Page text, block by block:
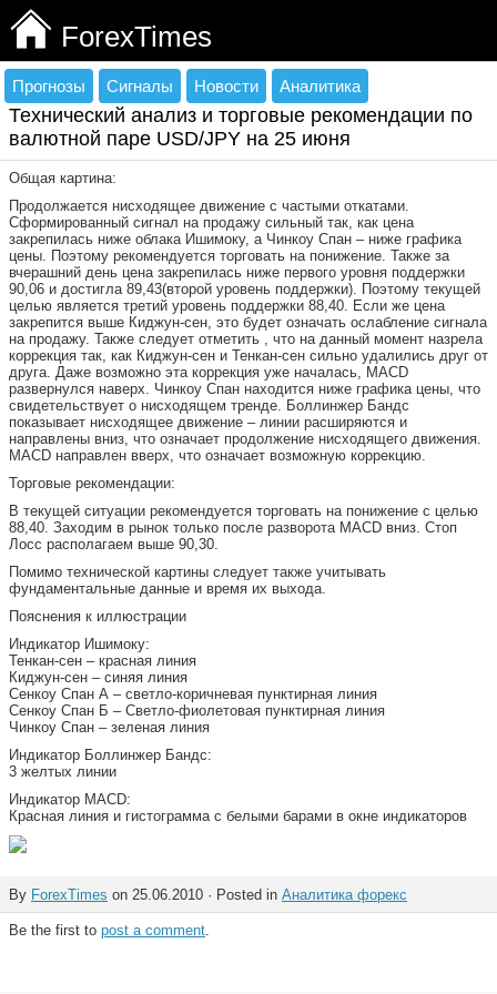
ForexTimes
Прогнозы Сигналы Новости Аналитика
Технический анализ и торговые рекомендации по
валютной паре USD/JPY на 25 июня
Общая картина:
Продолжается нисходящее движение с частыми откатами.
Сформированный сигнал на продажу сильный так, как цена
закрепилась ниже облака Ишимоку, а Чинкоу Спан – ниже графика
цены. Поэтому рекомендуется торговать на понижение. Также за
вчерашний день цена закрепилась ниже первого уровня поддержки
90,06 и достигла 89,43(второй уровень поддержки). Поэтому текущей
целью является третий уровень поддержки 88,40. Если же цена
закрепится выше Киджун-сен, это будет означать ослабление сигнала
на продажу. Также следует отметить , что на данный момент назрела
коррекция так, как Киджун-сен и Тенкан-сен сильно удалились друг от
друга. Даже возможно эта коррекция уже началась, MACD
развернулся наверх. Чинкоу Спан находится ниже графика цены, что
свидетельствует о нисходящем тренде. Боллинжер Бандс
показывает нисходящее движение – линии расширяются и
направлены вниз, что означает продолжение нисходящего движения.
MACD направлен вверх, что означает возможную коррекцию.
Торговые рекомендации:
В текущей ситуации рекомендуется торговать на понижение с целью
88,40. Заходим в рынок только после разворота MACD вниз. Стоп
Лосс располагаем выше 90,30.
Помимо технической картины следует также учитывать
фундаментальные данные и время их выхода.
Пояснения к иллюстрации
Индикатор Ишимоку:
Тенкан-сен – красная линия
Киджун-сен – синяя линия
Сенкоу Спан А – светло-коричневая пунктирная линия
Сенкоу Спан Б – Светло-фиолетовая пунктирная линия
Чинкоу Спан – зеленая линия
Индикатор Боллинжер Бандс:
3 желтых линии
Индикатор MACD:
Красная линия и гистограмма с белыми барами в окне индикаторов
By ForexTimes on 25.06.2010 · Posted in Аналитика форекс
Be the first to post a comment.